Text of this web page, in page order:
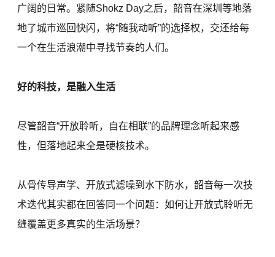
广阔的日常。紧随Shokz Day之后，韶音在深圳等地落
地了城市巡回快闪，将“随我动听”的选择权，交还给每
一个在生活浪潮中寻找节奏的人们。
好的科技，是融入生活
尽管韶音“开放聆听，自在相联”的品牌理念听起来感
性，但落地起来全是硬核技术。
从骨传导声学、开放式滤噪到水下防水，韶音每一次技
术迭代其实都在回答同一个问题：如何让开放式聆听无
缝覆盖更多真实的生活场景？